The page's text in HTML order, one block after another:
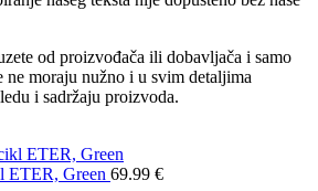
od proizvođača ili dobavljača i samo
ne moraju nužno i u svim detaljima
i sadržaju proizvoda.
ETER, Green 69.99 €